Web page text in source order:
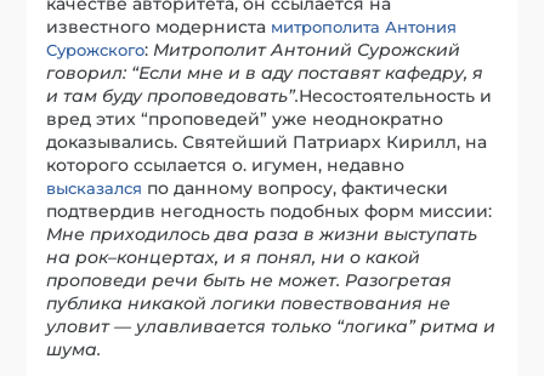
известного модерниста митрополита Антония
Сурожского: Митрополит Антоний Сурожский
говорил: “Если мне и в аду поставят кафедру, я
и там буду проповедовать”.Несостоятельность и
вред этих “проповедей” уже неоднократно
доказывались. Святейший Патриарх Кирилл, на
которого ссылается о. игумен, недавно
высказался по данному вопросу, фактически
подтвердив негодность подобных форм миссии:
Мне приходилось два раза в жизни выступать
нарок–концертах, и я понял, ни о какой
проповеди речи быть не может. Разогретая
публика никакой логики повествования не
уловит — улавливается только “логика” ритма и
шума.